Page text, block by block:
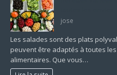
jose
Les salades sont des plats
peuvent être adaptés à toutes
alimentaires. Que vous…